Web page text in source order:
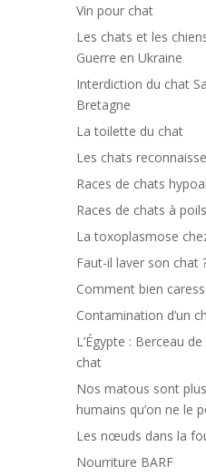
Vin pour chat
Les chats et les
Guerre en Ukraine
Interdiction du chat
Bretagne
La toilette du chat
Les chats
Races de chats
Races de chats à
La toxoplasmose
Faut-il laver son chat
Comment bien
Contamination d’un
L’Égypte : Berceau
chat
Nos matous sont
humains qu’on ne le
Les nœuds dans la
Nourriture BARF